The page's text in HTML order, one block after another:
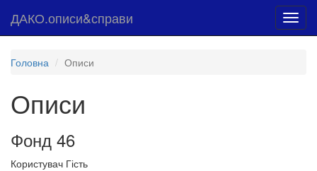
ДАКО.описи&справи
Головна Описи
Описи
Фонд 46
Користувач Гість